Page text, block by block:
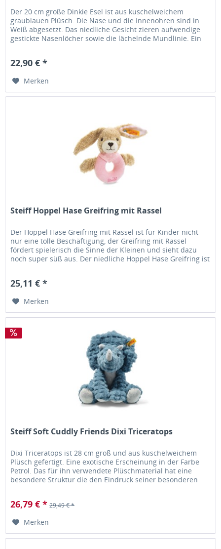
Der 20 cm große Dinkie Esel ist aus kuschelweichem
graublauen Plüsch. Die Nase und die Innenohren sind in
Weiß abgesetzt. Das niedliche Gesicht zieren aufwendige
gestickte Nasenlöcher sowie die lächelnde Mundlinie. Ein
22,90 € *
Merken
Steiff Hoppel Hase Greifring mit Rassel
Der Hoppel Hase Greifring mit Rassel ist für Kinder nicht
nur eine tolle Beschäftigung, der Greifring mit Rassel
fördert spielerisch die Sinne der Kleinen und sieht dazu
noch super süß aus. Der niedliche Hoppel Hase Greifring ist
25,11 € *
Merken
Steiff Soft Cuddly Friends Dixi Triceratops
Dixi Triceratops ist 28 cm groß und aus kuschelweichem
Plüsch gefertigt. Eine exotische Erscheinung in der Farbe
Petrol. Das für ihn verwendete Plüschmaterial hat eine
besondere Struktur die den Eindruck seiner besonderen
26,79 € * 29,49 € *
Merken